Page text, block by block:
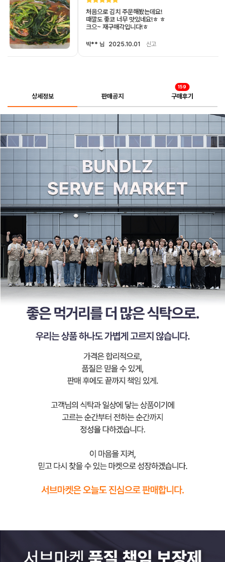
처음으로 김치 주문해봤는데요!
때깔도 좋코 너무 맛있네요!ㅎ ㅎ
크으~ 재구매각입니다!ㅎ
박** 님 2025.10.01
상세정보 판매공지 구매후기
159